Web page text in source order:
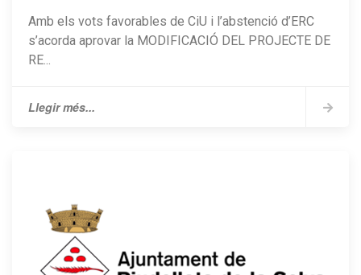
Amb els vots favorables de CiU i l’abstenció d’ERC
s’acorda aprovar la MODIFICACIÓ DEL PROJECTE DE
RE...
Llegir més...